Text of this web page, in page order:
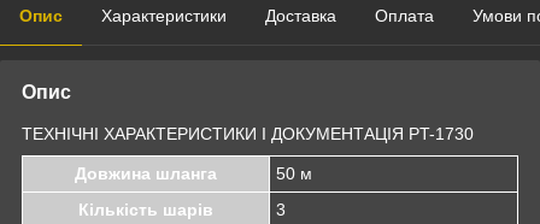
Опис Характеристики Доставка Оплата Умови
Опис
ТЕХНІЧНІ ХАРАКТЕРИСТИКИ І ДОКУМЕНТАЦІЯ PT-1730
Довжина шланга
50 м
Кількість шарів
3